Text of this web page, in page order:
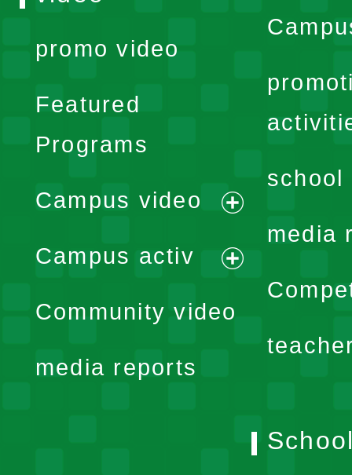
school
media
promo video
Featured
Programs
Campus video
expand
menu
Campus activ
expand
Community video
media reports